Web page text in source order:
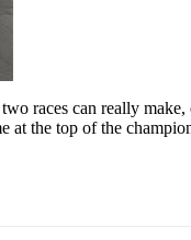
races can really
at the top of the